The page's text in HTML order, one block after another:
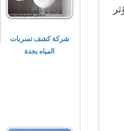
شركة كشف تسربات
المياه بجدة